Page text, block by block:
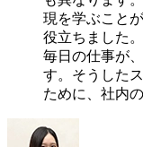
現を学ぶこと
役立ちました。
毎日の仕事が
す。そうした
ために、社内